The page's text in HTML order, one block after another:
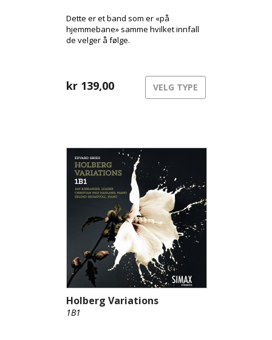
Dette er et band som er «på
hjemmebane» samme hvilket innfall
de velger å følge.
kr 139,00 VELG TYPE
Holberg Variations
1B1